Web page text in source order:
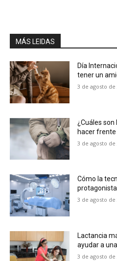
MÁS LEIDAS
Día
tener un
3 de agosto de
¿Cuáles
hacer frente
3 de agosto de
Cómo la
3 de agosto de
Lactancia
ayudar a
3 de agosto de